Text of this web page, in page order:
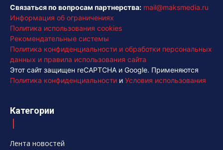
Связаться по вопросам партнерства: mail@maksmedia.ru
Информация об ограничениях
Политика использования cookies
Рекомендательные системы
Политика конфиденциальности и обработки персональных
данных и правила использования сайта
Этот сайт защищен reCAPTCHA и Google. Применяются
Политика конфиденциальности и Условия использования
Категории
Лента новостей